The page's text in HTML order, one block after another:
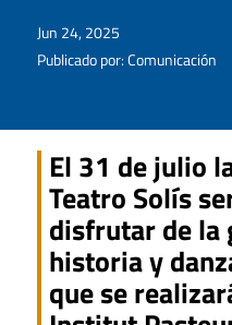
Jun 24, 2025
Publicado por: Comunicación
El 31 de julio
Teatro Solís
disfrutar de la
historia y
que se